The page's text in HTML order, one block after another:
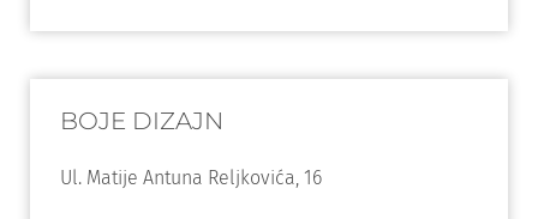
BOJE DIZAJN
Ul. Matije Antuna Reljkovića, 16